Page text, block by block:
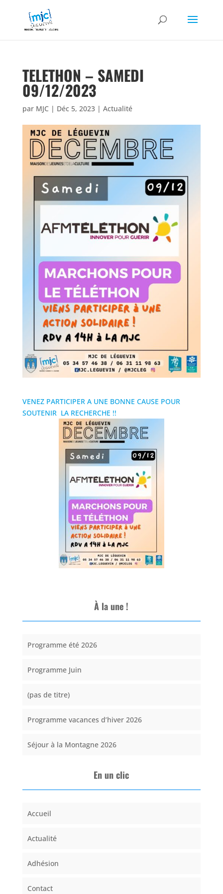
TELETHON – SAMEDI
09/12/2023
par MJC | Déc 5, 2023| Actualité
VENEZ PARTICIPER A UNE BONNE CAUSE POUR
SOUTENIR LA RECHERCHE !!
À la une !
Programme été 2026
Programme Juin
(pas de titre)
Programme vacances d’hiver 2026
Séjour à la Montagne 2026
En un clic
Accueil
Actualité
Adhésion
Contact